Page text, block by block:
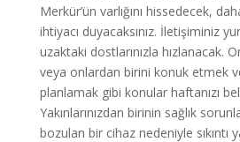
Merkür’ün varlığını hissedecek,
ihtiyacı duyacaksınız. İletişiminiz
uzaktaki dostlarınızla hızlanacak.
veya onlardan birini konuk etmek
planlamak gibi konular haftanızı
Yakınlarınızdan birinin sağlık
bozulan bir cihaz nedeniyle sıkıntı